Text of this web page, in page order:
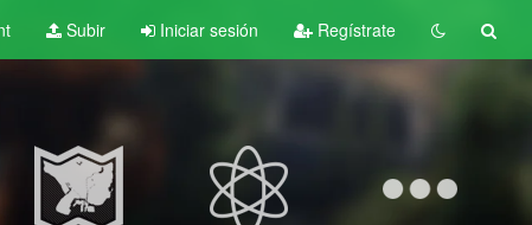
Subir Iniciar sesión Regístrate